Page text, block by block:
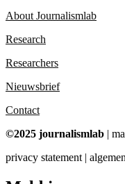
About Journalismlab
Research
Researchers
Nieuwsbrief
Contact
©2025 journalismlab |
privacy statement |